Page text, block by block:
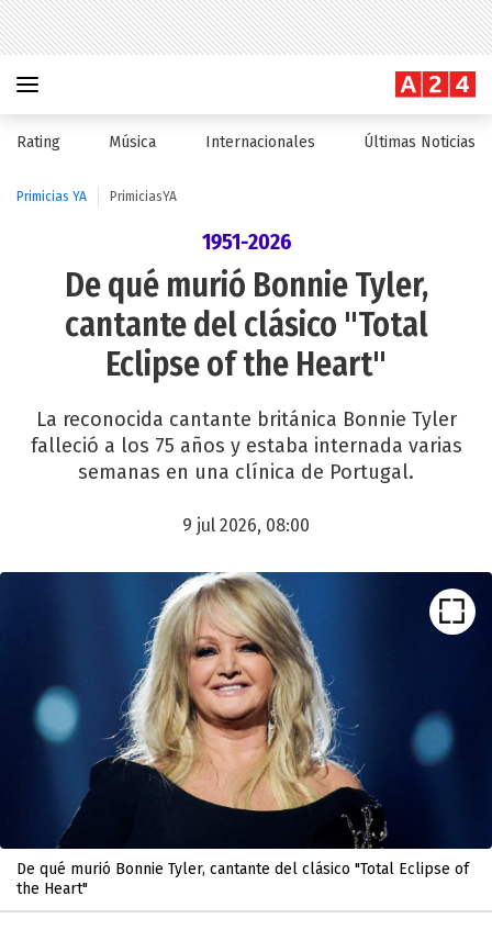
Rating Música Internacionales Últimas Noticias
Primicias YA PrimiciasYA
1951-2026
De qué murió Bonnie Tyler,
cantante del clásico "Total
Eclipse of the Heart"
La reconocida cantante británica Bonnie Tyler
falleció a los 75 años y estaba internada varias
semanas en una clínica de Portugal.
9 jul 2026, 08:00
De qué murió Bonnie Tyler, cantante del clásico "Total Eclipse of
the Heart"